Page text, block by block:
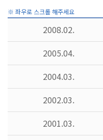
2008.02.
2005.04.
2004.03.
2002.03.
2001.03.